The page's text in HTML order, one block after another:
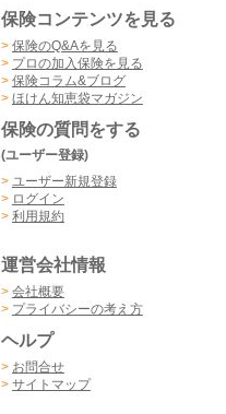
保険コンテンツを見る
> 保険のQ&Aを見る
> プロの加入保険を見る
> 保険コラム&ブログ
> ほけん知恵袋マガジン
保険の質問をする
(ユーザー登録)
> ユーザー新規登録
> ログイン
> 利用規約
運営会社情報
> 会社概要
> プライバシーの考え方
ヘルプ
> お問合せ
> サイトマップ